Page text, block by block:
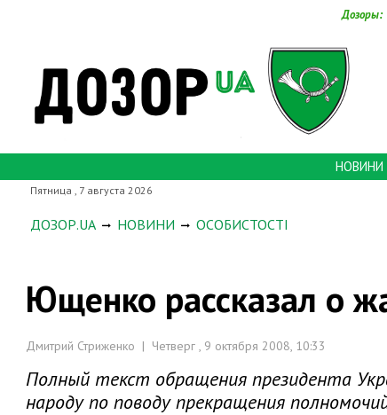
Дозоры:
НОВИНИ
Пятница , 7 августа 2026
ДОЗОР.UA НОВИНИ ОСОБИСТОСТІ
Ющенко рассказал о
Дмитрий Стриженко | Четверг , 9 октября 2008, 10:33
Полный текст обращения президента
народу по поводу прекращения